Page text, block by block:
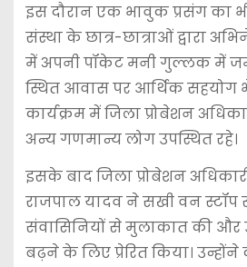
इस दौरान एक भावुक प्रसंग का
संस्था के छात्र-छात्राओं द्वारा
में अपनी पॉकेट मनी गुल्लक में
स्थित आवास पर आर्थिक सहयोग
कार्यक्रम में जिला प्रोबेशन
अन्य गणमान्य लोग उपस्थित रहे।
इसके बाद जिला प्रोबेशन
राजपाल यादव ने सखी वन
संवासिनियों से मुलाकात की
बढ़ने के लिए प्रेरित किया। उन्होंने